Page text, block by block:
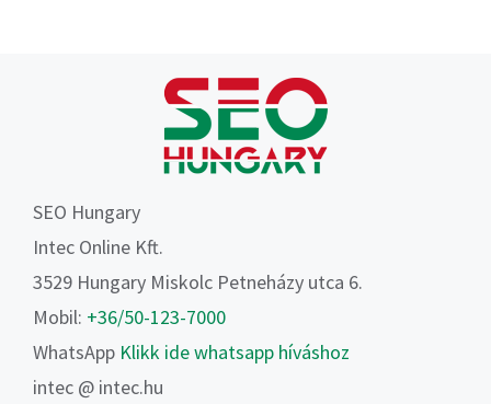
SEO Hungary
Intec Online Kft.
3529 Hungary Miskolc Petneházy utca 6.
Mobil: +36/50-123-7000
WhatsApp Klikk ide whatsapp híváshoz
intec @ intec.hu